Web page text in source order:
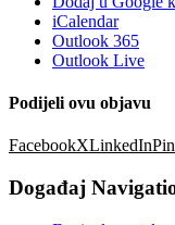
iCalendar
Outlook 365
Outlook Live
Podijeli ovu objavu
FacebookXLinkedIn
Događaj